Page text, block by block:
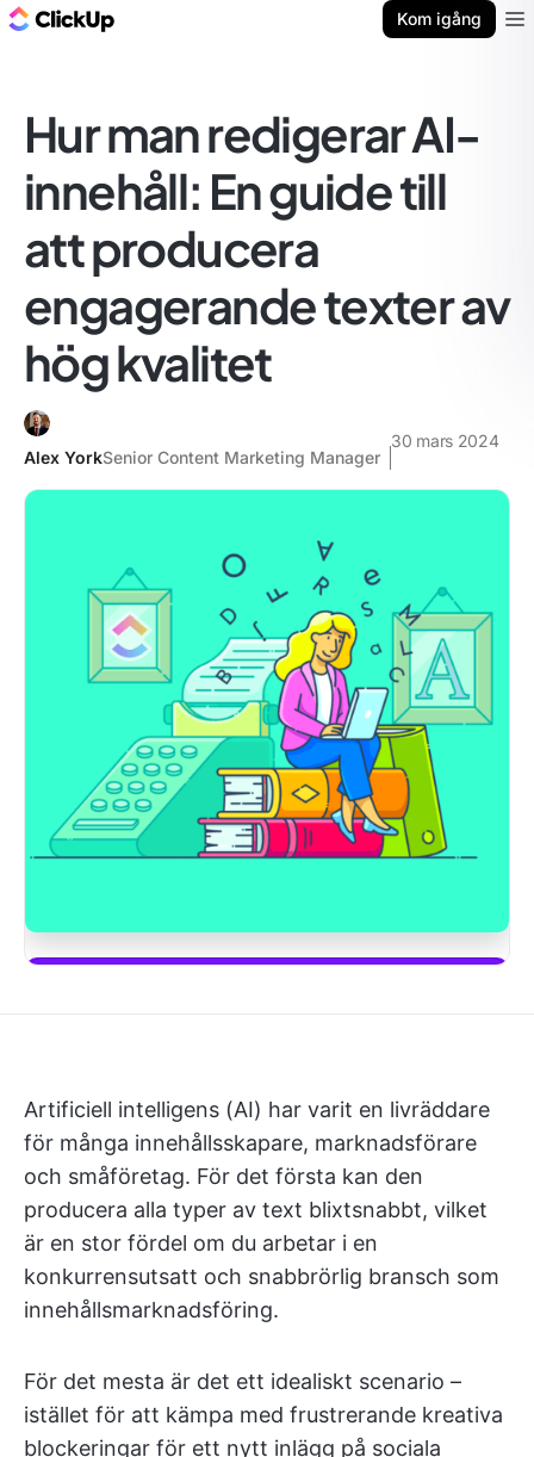
Kom igång
Hur man redigerar AI-
innehåll: En guide till
att producera
engagerande texter av
hög kvalitet
Alex YorkSenior Content Marketing Manager
30 mars 2024
Artificiell intelligens (AI) har varit en livräddare
för många innehållsskapare, marknadsförare
och småföretag. För det första kan den
producera alla typer av text blixtsnabbt, vilket
är en stor fördel om du arbetar i en
konkurrensutsatt och snabbrörlig bransch som
innehållsmarknadsföring.
För det mesta är det ett idealiskt scenario –
istället för att kämpa med frustrerande kreativa
blockeringar för ett nytt inlägg på sociala